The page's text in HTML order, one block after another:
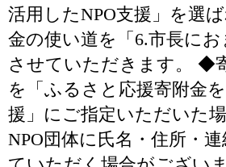
活用したNPO支援」を選
金の使い道を「6.市長に
させていただきます。 ◆
を「ふるさと応援寄附金
援」にご指定いただいた
NPO団体に氏名・住所・